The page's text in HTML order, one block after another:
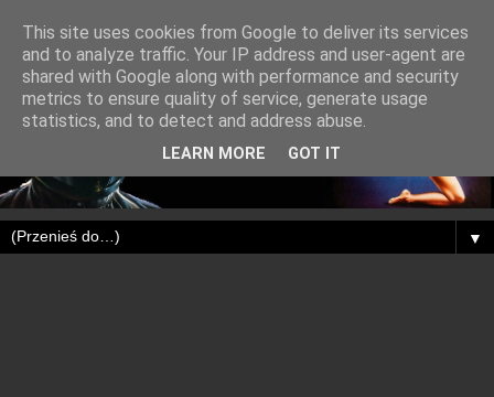
▼
This site uses cookies from Google to deliver its services
and to analyze traffic. Your IP address and user-agent are
shared with Google along with performance and security
metrics to ensure quality of service, generate usage
statistics, and to detect and address abuse.
LEARN MORE GOT IT